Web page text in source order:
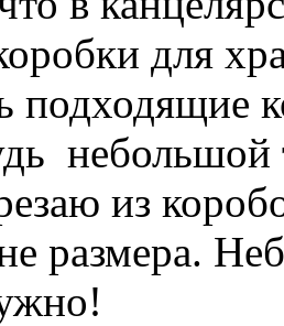
для
подходящие
небольшой
из
размера.